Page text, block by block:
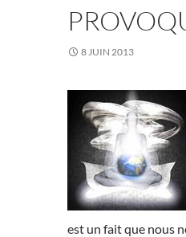
8 JUIN 2013
est un fait que nous